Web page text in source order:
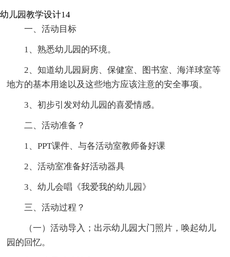
幼儿园教学设计14
一、活动目标
1、熟悉幼儿园的环境。
2、知道幼儿园厨房、保健室、图书室、海洋球室等
地方的基本用途以及这些地方应该注意的安全事项。
3、初步引发对幼儿园的喜爱情感。
二、活动准备？
1、PPT课件、与各活动室教师备好课
2、活动室准备好活动器具
3、幼儿会唱《我爱我的幼儿园》
三、活动过程？
（一）活动导入；出示幼儿园大门照片，唤起幼儿
园的回忆。